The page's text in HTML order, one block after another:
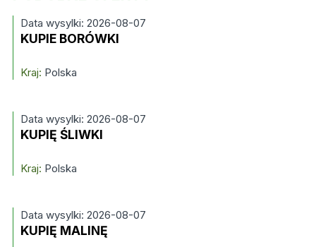
Data wysylki: 2026-08-07
KUPIE BORÓWKI
Kraj: Polska
Data wysylki: 2026-08-07
KUPIĘ ŚLIWKI
Kraj: Polska
Data wysylki: 2026-08-07
KUPIĘ MALINĘ